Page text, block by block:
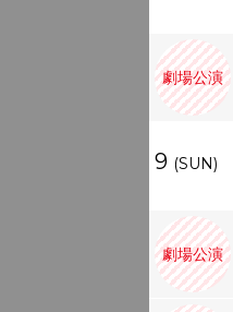
劇場公演
9 (SUN)
劇場公演